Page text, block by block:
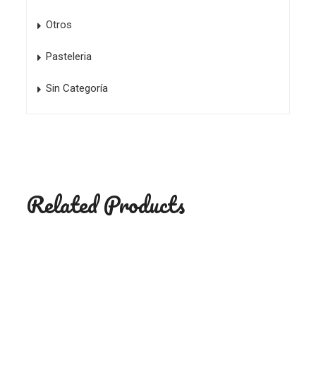
Otros
Pasteleria
Sin Categoría
Related Products